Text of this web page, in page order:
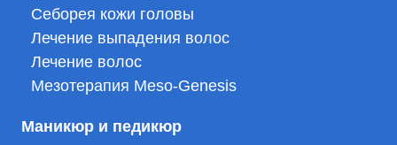
Себорея кожи головы
Лечение выпадения волос
Лечение волос
Мезотерапия Meso-Genesis
Маникюр и педикюр